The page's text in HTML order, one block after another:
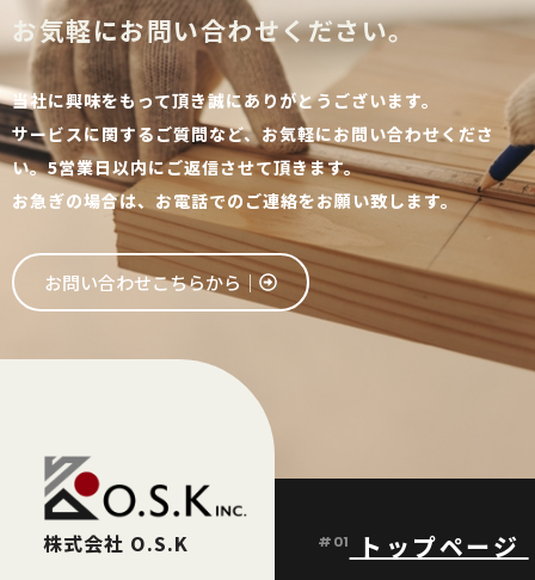
お気軽にお問い合わせください。
当社に興味をもって頂き誠にありがとうございます。
サービスに関するご質問など、お気軽にお問い合わせくださ
い。5営業日以内にご返信させて頂きます。
お急ぎの場合は、お電話でのご連絡をお願い致します。
お問い合わせこちらから│
株式会社 O.S.K #01 トップページ